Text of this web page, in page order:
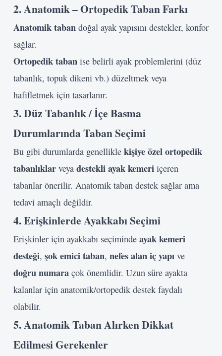
2. Anatomik – Ortopedik Taban Farkı
Anatomik taban doğal ayak yapısını destekler, konfor
sağlar.
Ortopedik taban ise belirli ayak problemlerini (düz
tabanlık, topuk dikeni vb.) düzeltmek veya
hafifletmek için tasarlanır.
3. Düz Tabanlık / İçe Basma
Durumlarında Taban Seçimi
Bu gibi durumlarda genellikle kişiye özel ortopedik
tabanlıklar veya destekli ayak kemeri içeren
tabanlar önerilir. Anatomik taban destek sağlar ama
tedavi amaçlı değildir.
4. Erişkinlerde Ayakkabı Seçimi
Erişkinler için ayakkabı seçiminde ayak kemeri
desteği, şok emici taban, nefes alan iç yapı ve
doğru numara çok önemlidir. Uzun süre ayakta
kalanlar için anatomik/ortopedik destek faydalı
olabilir.
5. Anatomik Taban Alırken Dikkat
Edilmesi Gerekenler